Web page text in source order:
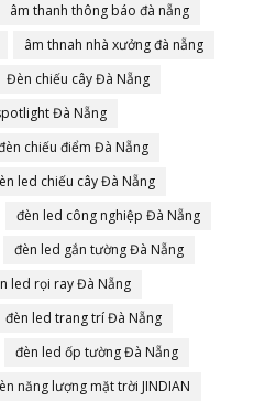
âm thanh thông báo đà nẵng
âm thnah nhà xưởng đà nẵng
Đèn chiếu cây Đà Nẵng
Đà Nẵng
chiếu điểm Đà Nẵng
led chiếu cây Đà Nẵng
đèn led công nghiệp Đà Nẵng
đèn led gắn tường Đà Nẵng
led rọi ray Đà Nẵng
đèn led trang trí Đà Nẵng
đèn led ốp tường Đà Nẵng
năng lượng mặt trời JINDIAN